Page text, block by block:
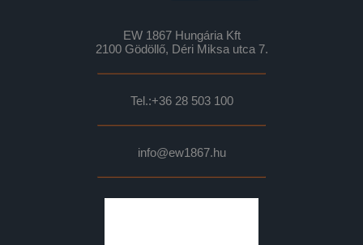
EW 1867 Hungária Kft
2100 Gödöllő, Déri Miksa utca 7.
Tel.:+36 28 503 100
info@ew1867.hu